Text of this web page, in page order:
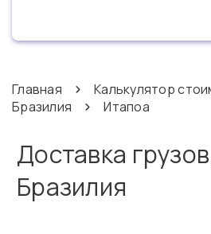
Главная
Калькулятор
Бразилия
Итапоа
Доставка
Бразилия